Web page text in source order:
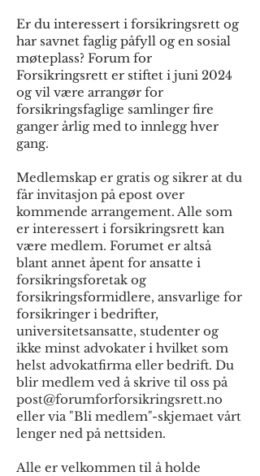
fremme interessen for, og utveksle
kunnskap og erfaringer om, norsk
og internasjonal forsikringsrett.
Formålet skal blant annet oppnås
gjennom at foreningen arrangerer
medlemsmøter med faglige
foredrag og diskusjoner.
Er du interessert i forsikringsrett og
har savnet faglig påfyll og en sosial
møteplass? Forum for
Forsikringsrett er stiftet i juni 2024
og vil være arrangør for
forsikringsfaglige samlinger fire
ganger årlig med to innlegg hver
gang.
Medlemskap er gratis og sikrer at du
får invitasjon på epost over
kommende arrangement. Alle som
er interessert i forsikringsrett kan
være medlem. Forumet er altså
blant annet åpent for ansatte i
forsikringsforetak og
forsikringsformidlere, ansvarlige for
forsikringer i bedrifter,
universitetsansatte, studenter og
ikke minst advokater i hvilket som
helst advokatfirma eller bedrift. Du
blir medlem ved å skrive til oss på
post@forumforforsikringsrett.no
eller via "Bli medlem"-skjemaet vårt
lenger ned på nettsiden.
Alle er velkommen til å holde